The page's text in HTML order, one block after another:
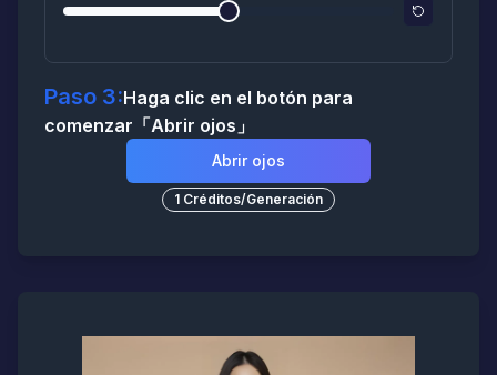
Paso 3:Haga clic en el botón para
comenzar 「Abrir ojos 」
Abrir ojos
1 Créditos/Generación